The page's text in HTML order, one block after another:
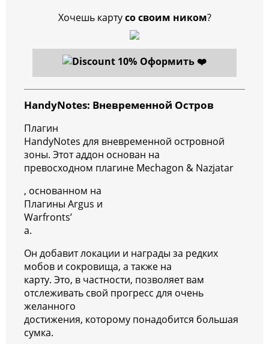
Хочешь картусо своим ником?
Оформить ❤️
HandyNotes: Вневременной Остров
Плагин
HandyNotes для вневременной островной
зоны. Этот аддон основан на
превосходном плагине Mechagon & Nazjatar
, основанном на
Плагины Argus и
Warfronts’
а.
Он добавит локации и награды за редких
мобов и сокровища, а также на
карту. Это, в частности, позволяет вам
отслеживать свой прогресс для очень
желанного
достижения, которому понадобится большая
сумка.